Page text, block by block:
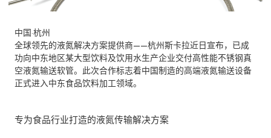
中国·杭州
全球领先的液氮解决方案提供商——杭州斯卡拉近日宣布，已成
功向中东地区某大型饮料及饮用水生产企业交付高性能不锈钢真
空液氮输送软管。此次合作标志着中国制造的高端液氮输送设备
正式进入中东食品饮料加工领域。
专为食品行业打造的液氮传输解决方案